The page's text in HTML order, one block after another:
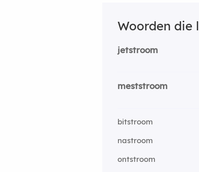
Woorden die
jetstroom
meststroom
bitstroom
nastroom
ontstroom